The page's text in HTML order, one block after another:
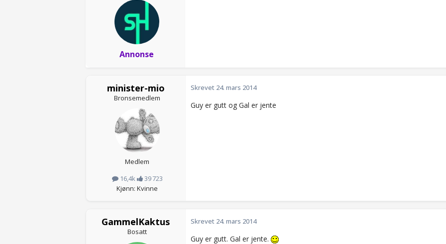
Annonse
minister-mio
Bronsemedlem
Medlem
16,4k
39 723
Kjønn: Kvinne
Skrevet 24. mars 2014
Guy er gutt og Gal er jente
GammelKaktus
Bosatt
Skrevet 24. mars 2014
Guy er gutt. Gal er jente.